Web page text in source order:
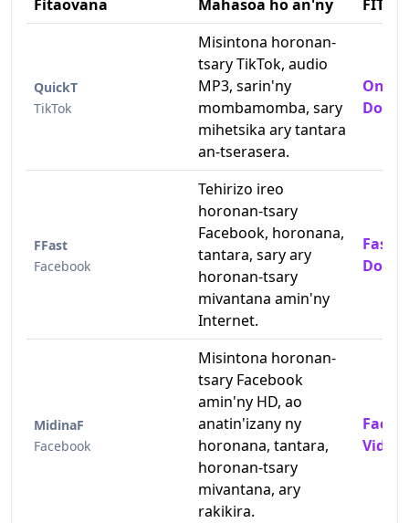
Fitaovana Mahasoa ho an'ny
QuickT
TikTok
Misintona horonan-
tsary TikTok, audio
MP3, sarin'ny
mombamomba, sary
mihetsika ary tantara
an-tserasera.
FFast
Facebook
Tehirizo ireo
horonan-tsary
Facebook, horonana,
tantara, sary ary
horonan-tsary
mivantana amin'ny
Internet.
Fast
MidinaF
Facebook
Misintona horonan-
tsary Facebook
amin'ny HD, ao
anatin'izany ny
horonana, tantara,
horonan-tsary
mivantana, ary
rakikira.
Video